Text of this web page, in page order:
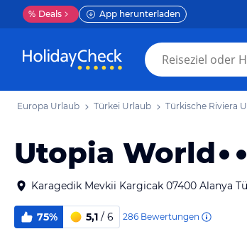
% Deals App herunterladen
Europa Urlaub Türkei Urlaub Türkische Riviera
Utopia World
Karagedik Mevkii Kargicak 07400 Alanya
75% 5,1 / 6 286 Bewertungen